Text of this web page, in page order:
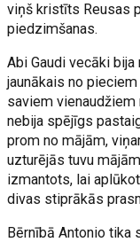
viņš kristīts Reusas
piedzimšanas.
Abi Gaudi vecāki
jaunākais no
saviem
nebija spējīgs
prom no mājām,
uzturējās tuvu
izmantots, lai
divas stiprākās
Bērnībā Antonio